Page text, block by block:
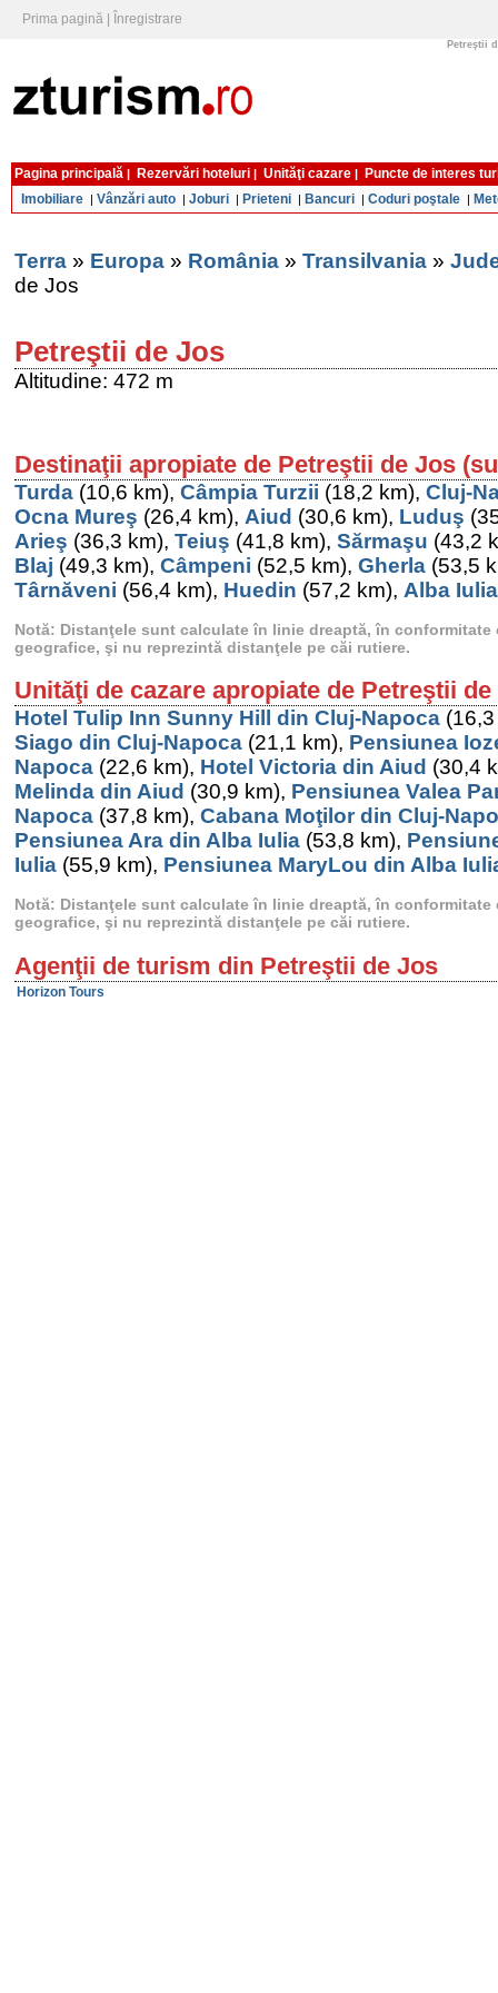
Prima pagină Înregistrare
Petreştii
Pagina principală | Rezervări hoteluri | Unităţi cazare |
Puncte de interes
Imobiliare | Vânzări auto | Joburi | Prieteni | Bancuri | Coduri poştale |
Terra » Europa » România » Transilvania »
de Jos
Petreştii de Jos
Altitudine: 472 m
Destinaţii apropiate de Petreştii de Jos
Turda (10,6 km), Câmpia Turzii (18,2 km), Cluj-
Ocna Mureş (26,4 km), Aiud (30,6 km), Luduş
Arieş (36,3 km), Teiuş (41,8 km), Sărmaşu (43,2
Blaj (49,3 km), Câmpeni (52,5 km), Gherla (53,5
Târnăveni (56,4 km), Huedin (57,2 km), Alba Iulia
Notă: Distanţele sunt calculate în linie dreaptă, în conformitate
geografice, şi nu reprezintă distanţele pe căi rutiere.
Unităţi de cazare apropiate de Petreştii
Hotel Tulip Inn Sunny Hill din Cluj-Napoca
Siago din Cluj-Napoca (21,1 km), Pensiunea
Napoca (22,6 km), Hotel Victoria din Aiud (30,4
Melinda din Aiud (30,9 km), Pensiunea Valea
Napoca (37,8 km), Cabana Moţilor din Cluj-
Pensiunea Ara din Alba Iulia (53,8 km),
Iulia (55,9 km), Pensiunea MaryLou din Alba
Notă: Distanţele sunt calculate în linie dreaptă, în conformitate
geografice, şi nu reprezintă distanţele pe căi rutiere.
Agenţii de turism din Petreştii de Jos
Horizon Tours